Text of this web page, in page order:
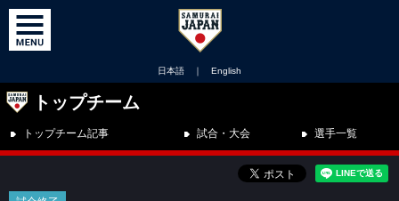
日本語 ｜ English
トップチーム
トップチーム記事 試合・大会 選手一覧